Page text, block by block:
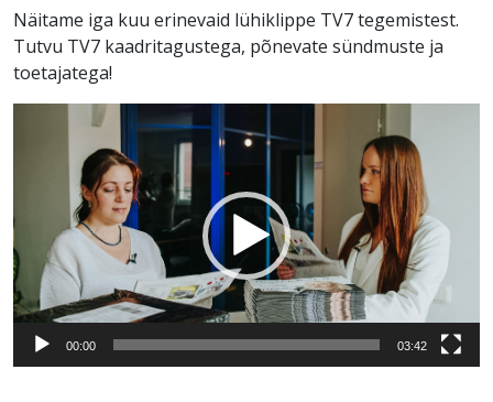
Näitame iga kuu erinevaid lühiklippe TV7 tegemistest.
Tutvu TV7 kaadritagustega, põnevate sündmuste ja
toetajatega!
Videoesitaja
00:00 03:42